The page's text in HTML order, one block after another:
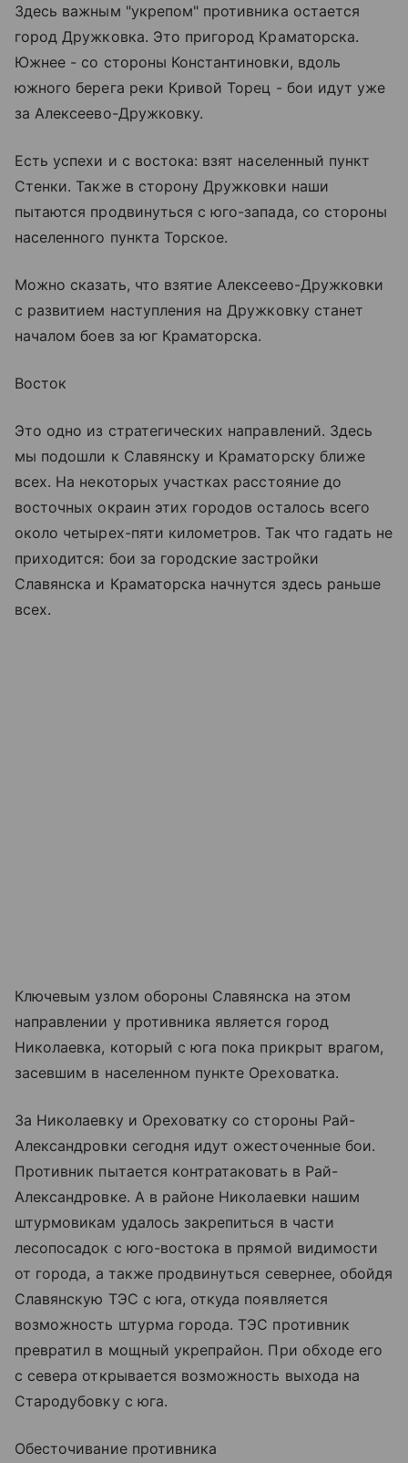
Здесь важным "укрепом" противника остается
город Дружковка. Это пригород Краматорска.
Южнее - со стороны Константиновки, вдоль
южного берега реки Кривой Торец - бои идут уже
за Алексеево-Дружковку.
Есть успехи и с востока: взят населенный пункт
Стенки. Также в сторону Дружковки наши
пытаются продвинуться с юго-запада, со стороны
населенного пункта Торское.
Можно сказать, что взятие Алексеево-Дружковки
с развитием наступления на Дружковку станет
началом боев за юг Краматорска.
Восток
Это одно из стратегических направлений. Здесь
мы подошли к Славянску и Краматорску ближе
всех. На некоторых участках расстояние до
восточных окраин этих городов осталось всего
около четырех-пяти километров. Так что гадать не
приходится: бои за городские застройки
Славянска и Краматорска начнутся здесь раньше
всех.
Ключевым узлом обороны Славянска на этом
направлении у противника является город
Николаевка, который с юга пока прикрыт врагом,
засевшим в населенном пункте Ореховатка.
За Николаевку и Ореховатку со стороны Рай-
Александровки сегодня идут ожесточенные бои.
Противник пытается контратаковать в Рай-
Александровке. А в районе Николаевки нашим
штурмовикам удалось закрепиться в части
лесопосадок с юго-востока в прямой видимости
от города, а также продвинуться севернее, обойдя
Славянскую ТЭС с юга, откуда появляется
возможность штурма города. ТЭС противник
превратил в мощный укрепрайон. При обходе его
с севера открывается возможность выхода на
Стародубовку с юга.
Обесточивание противника